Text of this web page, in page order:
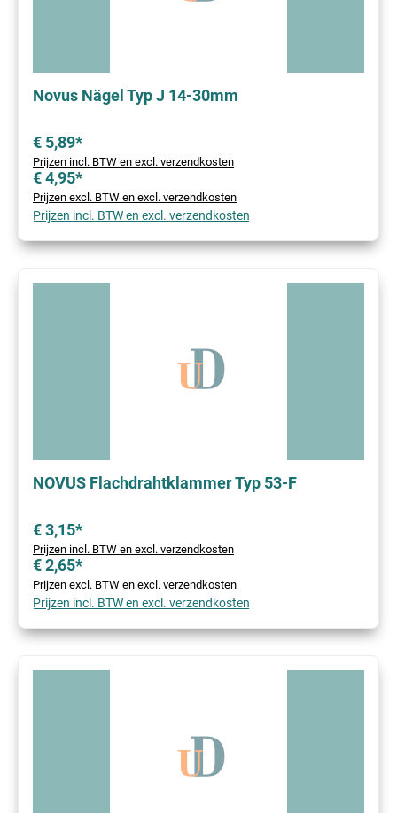
Novus Nägel Typ J 14-30mm
€ 5,89*
Prijzen incl. BTW en excl. verzendkosten
€ 4,95*
Prijzen excl. BTW en excl. verzendkosten
Prijzen incl. BTW en excl. verzendkosten
NOVUS Flachdrahtklammer Typ 53-F
€ 3,15*
Prijzen incl. BTW en excl. verzendkosten
€ 2,65*
Prijzen excl. BTW en excl. verzendkosten
Prijzen incl. BTW en excl. verzendkosten